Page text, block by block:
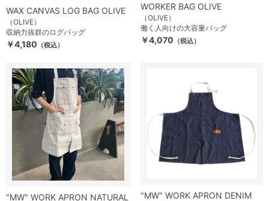
WAX CANVAS LOG BAG OLIVE
（OLIVE）
収納力抜群のログバッグ
￥4,180 （税込）
WORKER BAG OLIVE
（OLIVE）
働く人向けの大容量バッグ
￥4,070 （税込）
"MW" WORK APRON NATURAL "MW" WORK APRON DENIM